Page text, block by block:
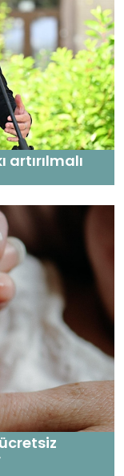
artırılmalı